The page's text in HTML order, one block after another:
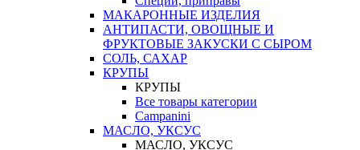
МАКАРОННЫЕ ИЗДЕЛИЯ
АНТИПАСТИ, ОВОЩНЫЕ И
ФРУКТОВЫЕ ЗАКУСКИ С СЫРОМ
СОЛЬ, САХАР
КРУПЫ
КРУПЫ
Все товары категории
Campanini
МАСЛО, УКСУС
МАСЛО, УКСУС